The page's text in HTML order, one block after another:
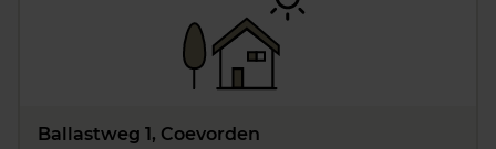
Ballastweg 1, Coevorden